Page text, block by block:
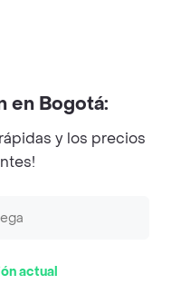
3 Menú a
en Bogotá:
y los precios
actual